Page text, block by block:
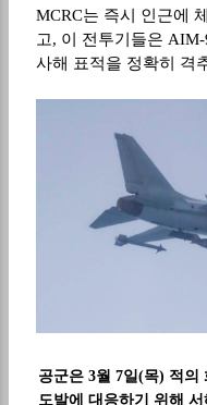
MCRC는 즉시 인근에
고, 이 전투기들은
사해 표적을 정확히 격
공군은 3월 7일 (목) 적의
도발에 대응하기 위해